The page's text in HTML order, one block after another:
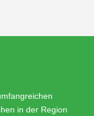
in der Region